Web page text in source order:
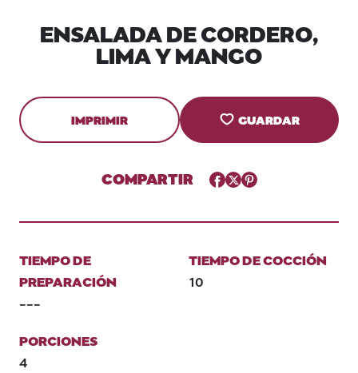
ENSALADA DE CORDERO,
LIMA Y MANGO
IMPRIMIR GUARDAR
COMPARTIR Facebook
TwitterPinterest
TIEMPO DE
PREPARACIÓN
---
TIEMPO DE COCCIÓN
10
PORCIONES
4